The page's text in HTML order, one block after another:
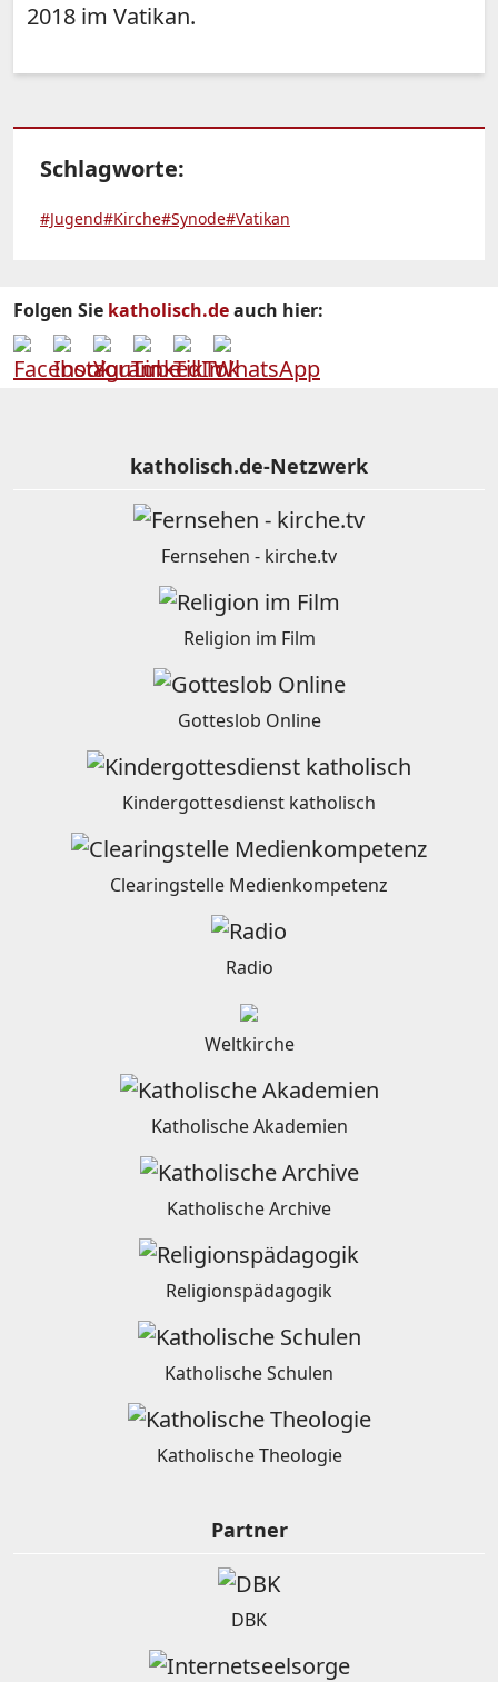
2018 im Vatikan.
Schlagworte:
#Jugend#Kirche#Synode#Vatikan
Folgen Sie katholisch.deauch hier:
katholisch.de-Netzwerk
Fernsehen - kirche.tv
Religion im Film
Gotteslob Online
Kindergottesdienst katholisch
Clearingstelle Medienkompetenz
Radio
Weltkirche
Katholische Akademien
Katholische Archive
Religionspädagogik
Katholische Schulen
Katholische Theologie
Partner
DBK